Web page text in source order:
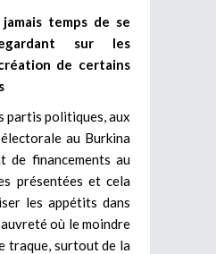
temps de se
sur les
de certains
partis politiques, aux
au Burkina
de financements au
présentées et cela
les appétits dans
où le moindre
traque, surtout de la